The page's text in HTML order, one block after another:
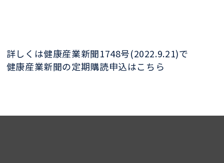
詳しくは健康産業新聞1748号(2022.9.21)で
健康産業新聞の定期購読申込はこちら